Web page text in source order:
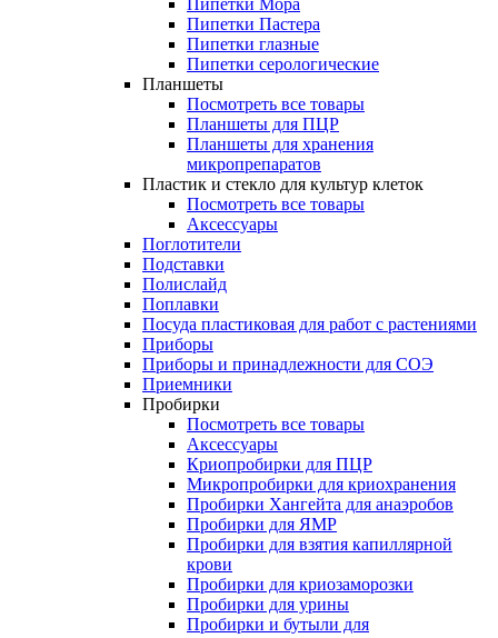
Пипетки Мора
Пипетки Пастера
Пипетки глазные
Пипетки серологические
Планшеты
Посмотреть все товары
Планшеты для ПЦР
Планшеты для хранения
микропрепаратов
Пластик и стекло для культур клеток
Посмотреть все товары
Аксессуары
Поглотители
Подставки
Полислайд
Поплавки
Посуда пластиковая для работ с растениями
Приборы
Приборы и принадлежности для СОЭ
Приемники
Пробирки
Посмотреть все товары
Аксессуары
Криопробирки для ПЦР
Микропробирки для криохранения
Пробирки Хангейта для анаэробов
Пробирки для ЯМР
Пробирки для взятия капиллярной
крови
Пробирки для криозаморозки
Пробирки для урины
Пробирки и бутыли для